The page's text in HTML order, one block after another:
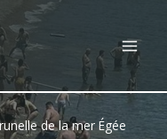
de la mer Égée